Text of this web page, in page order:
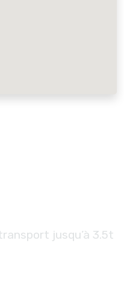
jusqu’à 3.5t